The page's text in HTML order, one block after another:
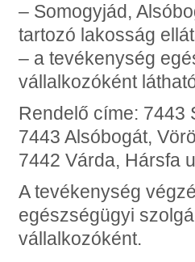
– Somogyjád,
tartozó lakosság
– a tevékenység
vállalkozóként
Rendelő címe: 7443
7443 Alsóbogát,
7442 Várda, Hársfa
A tevékenység
egészségügyi
vállalkozóként.